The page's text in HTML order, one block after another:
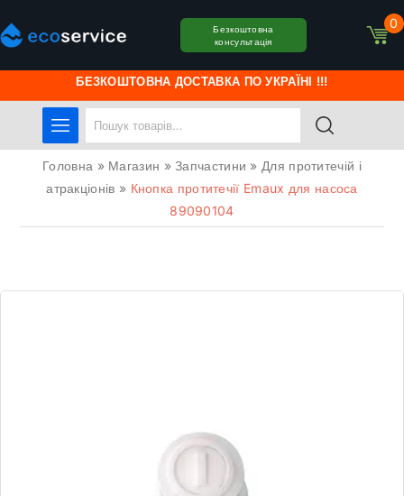
БЕЗКОШТОВНА ДОСТАВКА ПО УКРАЇНІ !!!
Безкоштовна
консультація
0
Головна » Магазин »Запчастини » Для протитечій і
атракціонів » Кнопка протитечії Emaux для насоса
89090104